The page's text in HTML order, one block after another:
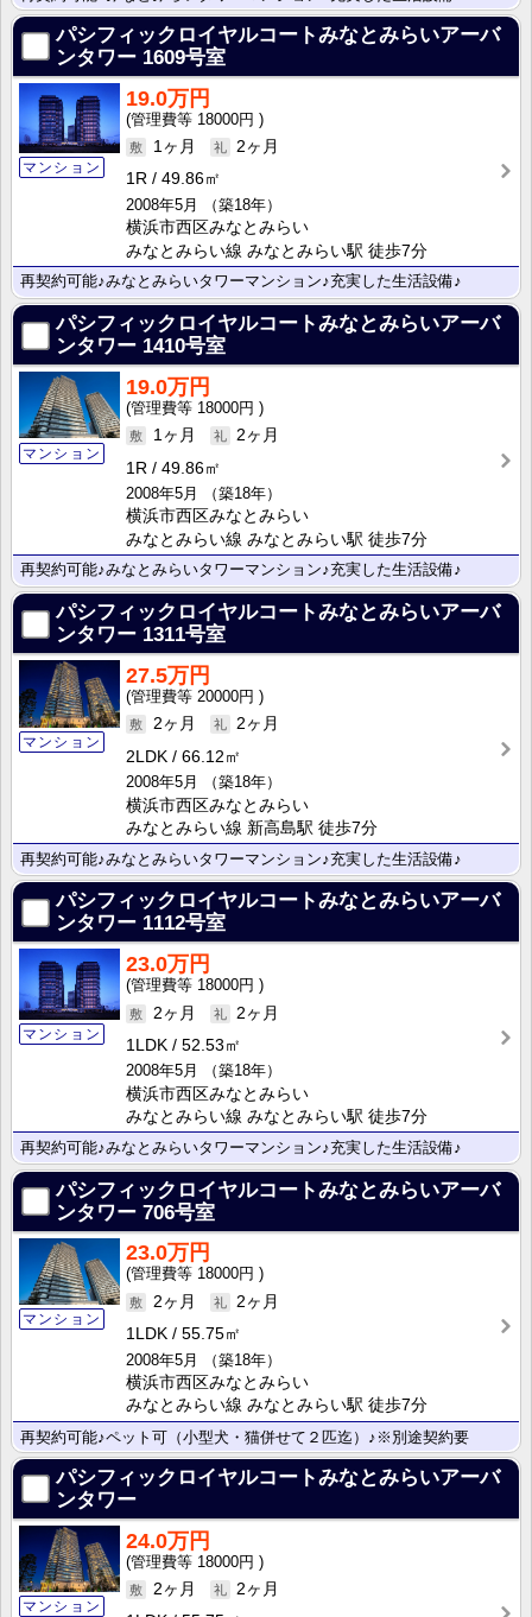
パシフィックロイヤルコートみなとみらいアーバ
ンタワー 1609号室
マンション
19.0万円
18000円
1ヶ月
2ヶ月
1R
49.86㎡
2008年5月
（築18年）
横浜市西区みなとみらい
みなとみらい線 みなとみらい駅 徒歩7分
再契約可能♪みなとみらいタワーマンション♪充実した生活設備♪
パシフィックロイヤルコートみなとみらいアーバ
ンタワー 1410号室
マンション
19.0万円
18000円
1ヶ月
2ヶ月
1R
49.86㎡
2008年5月
（築18年）
横浜市西区みなとみらい
みなとみらい線 みなとみらい駅 徒歩7分
再契約可能♪みなとみらいタワーマンション♪充実した生活設備♪
パシフィックロイヤルコートみなとみらいアーバ
ンタワー 1311号室
マンション
27.5万円
20000円
2ヶ月
2ヶ月
2LDK
66.12㎡
2008年5月
（築18年）
横浜市西区みなとみらい
みなとみらい線 新高島駅 徒歩7分
再契約可能♪みなとみらいタワーマンション♪充実した生活設備♪
パシフィックロイヤルコートみなとみらいアーバ
ンタワー 1112号室
マンション
23.0万円
18000円
2ヶ月
2ヶ月
1LDK
52.53㎡
2008年5月
（築18年）
横浜市西区みなとみらい
みなとみらい線 みなとみらい駅 徒歩7分
再契約可能♪みなとみらいタワーマンション♪充実した生活設備♪
パシフィックロイヤルコートみなとみらいアーバ
ンタワー 706号室
マンション
23.0万円
18000円
2ヶ月
2ヶ月
1LDK
55.75㎡
2008年5月
（築18年）
横浜市西区みなとみらい
みなとみらい線 みなとみらい駅 徒歩7分
再契約可能♪ペット可（小型犬・猫併せて２匹迄）♪※別途契約要
パシフィックロイヤルコートみなとみらいアーバ
ンタワー
マンション
24.0万円
18000円
2ヶ月
2ヶ月